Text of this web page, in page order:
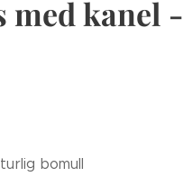
med kanel -
bomull